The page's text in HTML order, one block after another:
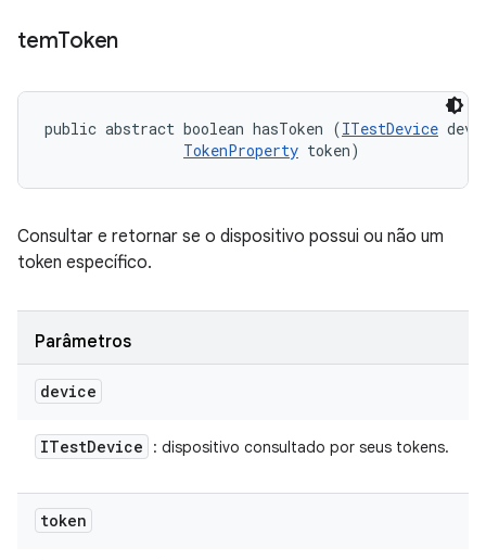
temToken
public abstract boolean hasToken (ITestDevice
TokenProperty token)
Consultar e retornar se o dispositivo possui ou não um
token específico.
Parâmetros
device
ITestDevice : dispositivo consultado por seus tokens.
token